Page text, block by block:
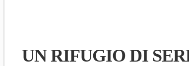
UN RIFUGIO DI